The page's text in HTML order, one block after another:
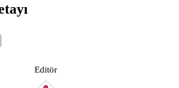
Editör